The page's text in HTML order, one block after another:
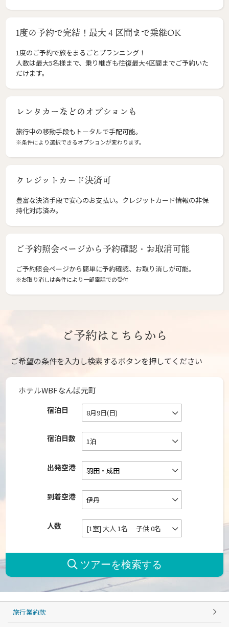
1度の予約で完結！最大４区間まで乗継OK
1度のご予約で旅をまるごとプランニング！
人数は最大5名様まで、乗り継ぎも往復最大4区間までご予約いた
だけます。
レンタカーなどのオプションも
旅行中の移動手段もトータルで手配可能。
※条件により選択できるオプションが変わります。
クレジットカード決済可
豊富な決済手段で安心のお支払い。クレジットカード情報の非保
持化対応済み。
ご予約照会ページから予約確認・お取消可能
ご予約照会ページから簡単に予約確認、お取り消しが可能。
※お取り消しは条件により一部電話での受付
ご予約はこちらから
ご希望の条件を入力し検索するボタンを押してください
ホテルWBFなんば元町
宿泊日 8月9日(日)
宿泊日数
出発空港
到着空港
人数 [1室] 大人 1名 子供 0名
旅行業約款